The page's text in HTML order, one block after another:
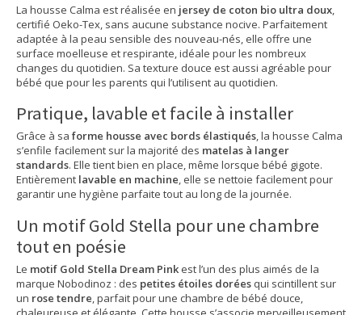
La housse Calma est réalisée en jersey de coton bio ultra doux,
certifié Oeko-Tex, sans aucune substance nocive. Parfaitement
adaptée à la peau sensible des nouveau-nés, elle offre une
surface moelleuse et respirante, idéale pour les nombreux
changes du quotidien. Sa texture douce est aussi agréable pour
bébé que pour les parents qui l’utilisent au quotidien.
Pratique, lavable et facile à installer
Grâce à sa forme housse avec bords élastiqués, la housse Calma
s’enfile facilement sur la majorité des matelas à langer
standards. Elle tient bien en place, même lorsque bébé gigote.
Entièrement lavable en machine, elle se nettoie facilement pour
garantir une hygiène parfaite tout au long de la journée.
Un motif Gold Stella pour une chambre
tout en poésie
Le motif Gold Stella Dream Pink est l’un des plus aimés de la
marque Nobodinoz : des petites étoiles dorées qui scintillent sur
un rose tendre , parfait pour une chambre de bébé douce,